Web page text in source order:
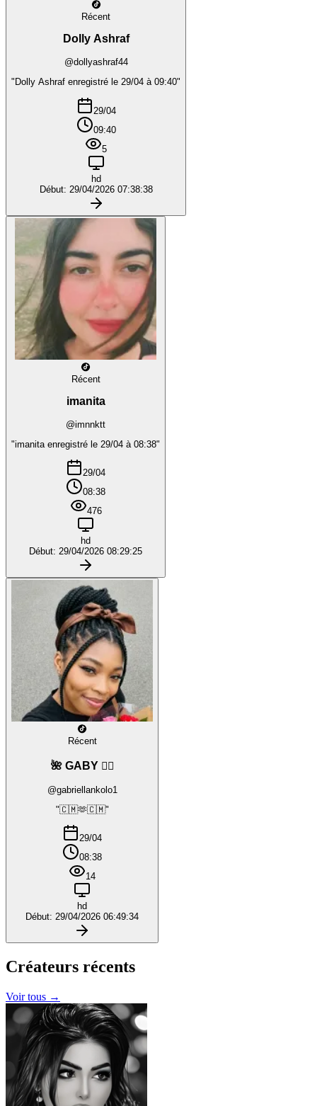
Récent
Dolly Ashraf
@dollyashraf44
"Dolly Ashraf enregistré le 29/04 à 09:40"
29/04
09:40
5
hd
Début: 29/04/2026 07:38:38
Récent
imanita
@imnnktt
"imanita enregistré le 29/04 à 08:38"
29/04
08:38
476
hd
Début: 29/04/2026 08:29:25
Récent
🌺 GABY ❤️‍🔥
@gabriellankolo1
"🇨🇲🫶🇨🇲"
29/04
08:38
14
hd
Début: 29/04/2026 06:49:34
Créateurs récents
Voir tous →